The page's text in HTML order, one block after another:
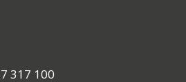
317 100